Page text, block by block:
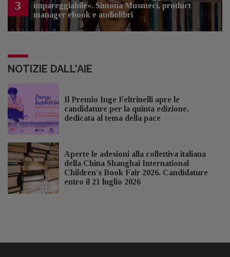
3
impareggiabile». Simona Musmeci, product
manager ebook e audiolibri
NOTIZIE DALL'AIE
Il Premio Inge Feltrinelli apre le
candidature per la quinta edizione,
dedicata al tema della pace
Aperte le adesioni alla collettiva italiana
della China Shanghai International
Children's Book Fair 2026. Candidature
entro il 21 luglio 2026